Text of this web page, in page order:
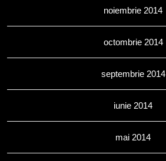
noiembrie 2014
octombrie 2014
septembrie 2014
iunie 2014
mai 2014